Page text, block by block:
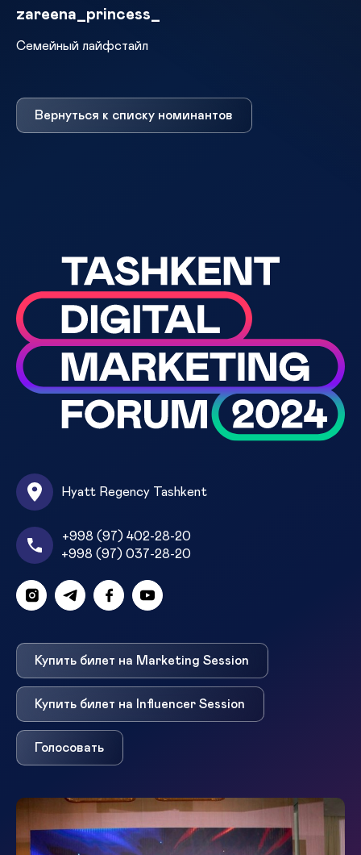
zareena_princess_
Семейный лайфстайл
Вернуться к списку номинантов
Hyatt Regency Tashkent
+998 (97) 402-28-20
+998 (97) 037-28-20
Купить билет на Marketing Session
Купить билет на Influencer Session
Голосовать